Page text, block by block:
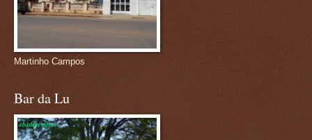
Martinho Campos
Bar da Lu